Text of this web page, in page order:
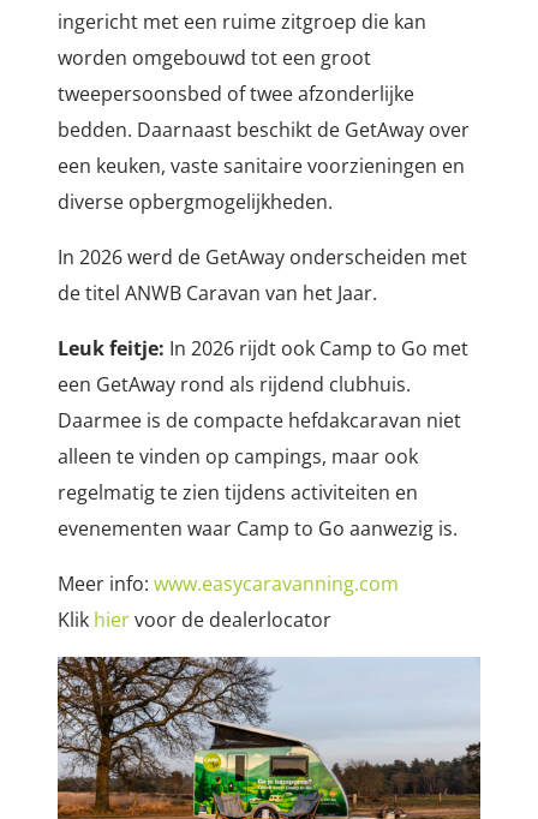
ingericht met een ruime zitgroep die kan
worden omgebouwd tot een groot
tweepersoonsbed of twee afzonderlijke
bedden. Daarnaast beschikt de GetAway over
een keuken, vaste sanitaire voorzieningen en
diverse opbergmogelijkheden.
In 2026 werd de GetAway onderscheiden met
de titel ANWB Caravan van het Jaar.
Leuk feitje: In 2026 rijdt ook Camp to Go met
een GetAway rond als rijdend clubhuis.
Daarmee is de compacte hefdakcaravan niet
alleen te vinden op campings, maar ook
regelmatig te zien tijdens activiteiten en
evenementen waar Camp to Go aanwezig is.
Meer info: www.easycaravanning.com
Klik hiervoor de dealerlocator